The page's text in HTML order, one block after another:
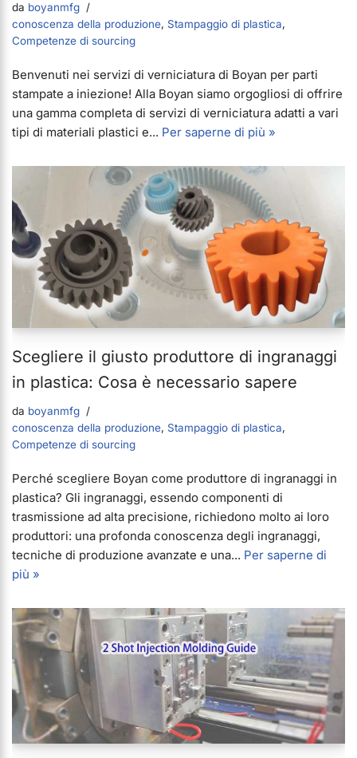
da boyanmfg
conoscenza della produzione, Stampaggio di plastica,
Competenze di sourcing
Benvenuti nei servizi di verniciatura di Boyan per parti
stampate a iniezione! Alla Boyan siamo orgogliosi di offrire
una gamma completa di servizi di verniciatura adatti a vari
tipi di materiali plastici e... Per saperne di più »
Scegliere il giusto produttore di ingranaggi
in plastica: Cosa è necessario sapere
da boyanmfg
conoscenza della produzione, Stampaggio di plastica,
Competenze di sourcing
Perché scegliere Boyan come produttore di ingranaggi in
plastica? Gli ingranaggi, essendo componenti di
trasmissione ad alta precisione, richiedono molto ai loro
produttori: una profonda conoscenza degli ingranaggi,
tecniche di produzione avanzate e una... Per saperne di
più »